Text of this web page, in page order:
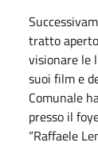
tratto
visionare le
suoi film e
Comunale
presso il
“Raffaele